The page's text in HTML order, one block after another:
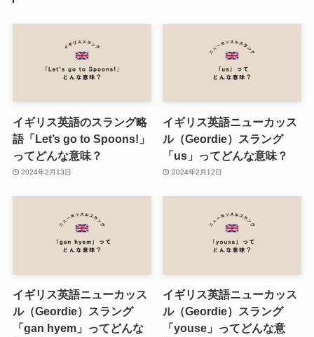
イギリス英語のスラング略
語「Let’s go to Spoons!」
ってどんな意味？
2024年2月13日
イギリス英語ニューカッス
ル（Geordie）スラング
「us」ってどんな意味？
2024年2月12日
イギリス英語ニューカッス
ル（Geordie）スラング
「gan hyem」ってどんな
イギリス英語ニューカッス
ル（Geordie）スラング
「youse」ってどんな意